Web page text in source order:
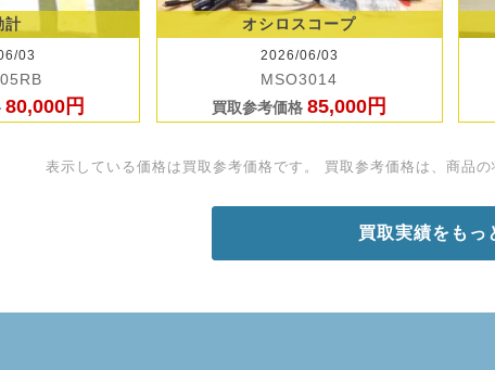
計
03
80,000円
オシロスコープ
2026/06/03
MSO3014
買取参考価格85,000円
表示している価格は買取参考価格です。 買取参考価格は、商品
買取実績をもっ